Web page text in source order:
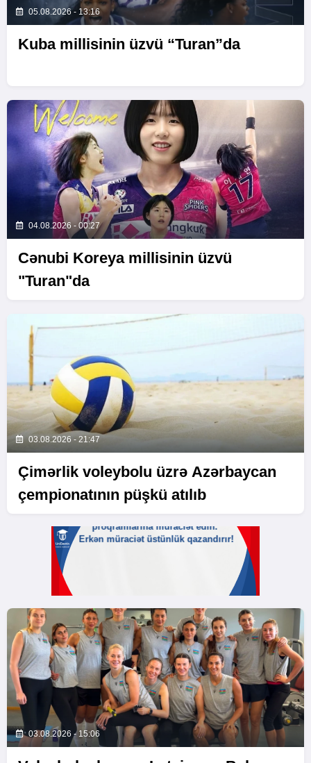
05.08.2026 - 13:16
Kuba millisinin üzvü “Turan”da
04.08.2026 - 00:27
Cənubi Koreya millisinin üzvü
"Turan"da
03.08.2026 - 21:47
Çimərlik voleybolu üzrə Azərbaycan
çempionatının püşkü atılıb
03.08.2026 - 15:06